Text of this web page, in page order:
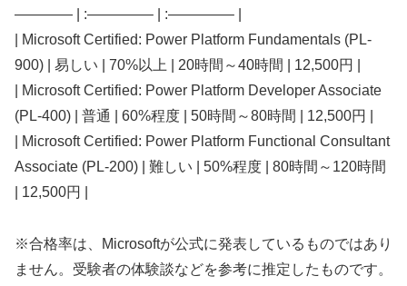
———— | :————– | :————– |
| Microsoft Certified: Power Platform Fundamentals (PL-
900) | 易しい | 70%以上 | 20時間～40時間 | 12,500円 |
| Microsoft Certified: Power Platform Developer Associate
(PL-400) | 普通 | 60%程度 | 50時間～80時間 | 12,500円 |
| Microsoft Certified: Power Platform Functional Consultant
Associate (PL-200) | 難しい | 50%程度 | 80時間～120時間
| 12,500円 |
※合格率は、Microsoftが公式に発表しているものではあり
ません。受験者の体験談などを参考に推定したものです。